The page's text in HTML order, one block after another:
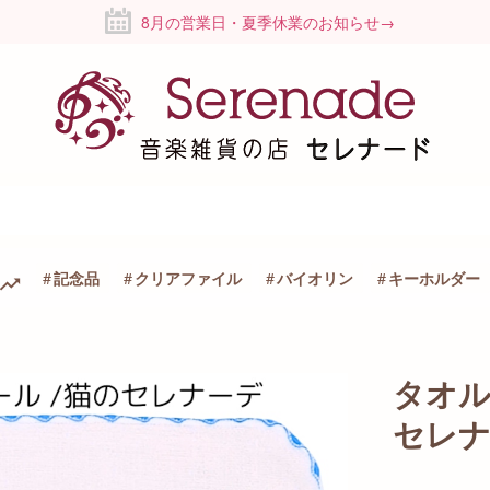
8月の営業日・夏季休業のお知らせ→
記念品 クリアファイル バイオリン キーホルダー
タオ
セレ